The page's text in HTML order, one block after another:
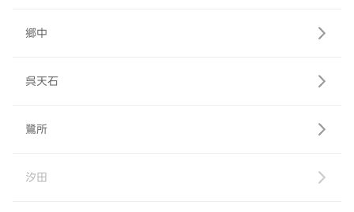
郷中
呉天石
鷺所
汐田